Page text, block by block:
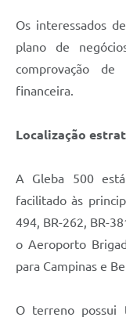
Os interessados
plano de
comprovação de
financeira.
Localização
A Gleba 500
facilitado às
494, BR-262, BR-
o Aeroporto
para Campinas e
O terreno possui